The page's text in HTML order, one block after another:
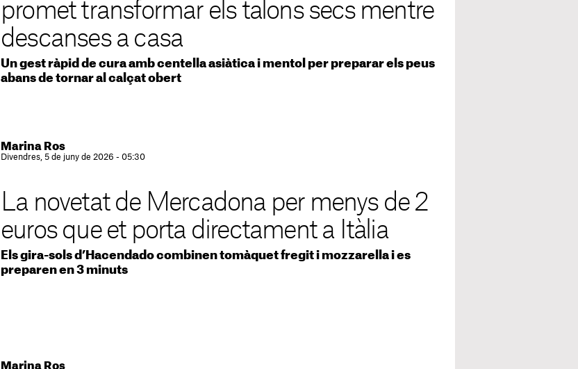
promet transformar els talons secs mentre
descanses a casa
Un gest ràpid de cura amb centella asiàtica i mentol per preparar els peus
abans de tornar al calçat obert
Marina Ros
Divendres, 5 de juny de 2026 - 05:30
La novetat de Mercadona per menys de 2
euros que et porta directament a Itàlia
Els gira-sols d’Hacendado combinen tomàquet fregit i mozzarella i es
preparen en 3 minuts
Marina Ros